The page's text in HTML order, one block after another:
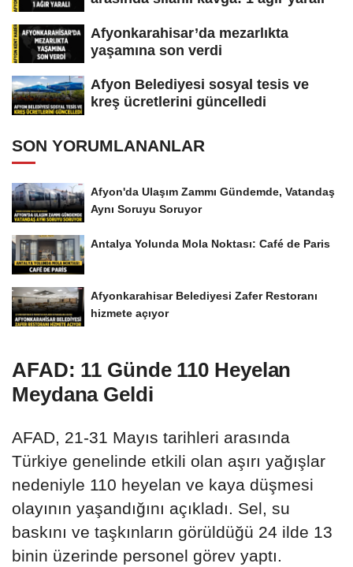
Afyonkarahisar’da mezarlıkta
yaşamına son verdi
Afyon Belediyesi sosyal tesis ve
kreş ücretlerini güncelledi
SON YORUMLANANLAR
Afyon'da Ulaşım Zammı Gündemde, Vatandaş
Aynı Soruyu Soruyor
Antalya Yolunda Mola Noktası: Café de Paris
Afyonkarahisar Belediyesi Zafer Restoranı
hizmete açıyor
AFAD: 11 Günde 110 Heyelan
Meydana Geldi
AFAD, 21-31 Mayıs tarihleri arasında
Türkiye genelinde etkili olan aşırı yağışlar
nedeniyle 110 heyelan ve kaya düşmesi
olayının yaşandığını açıkladı. Sel, su
baskını ve taşkınların görüldüğü 24 ilde 13
binin üzerinde personel görev yaptı.